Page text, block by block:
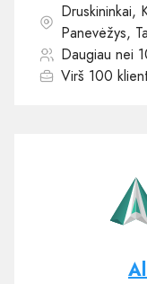
Druskininkai,
Panevėžys,
Daugiau nei
Virš 100